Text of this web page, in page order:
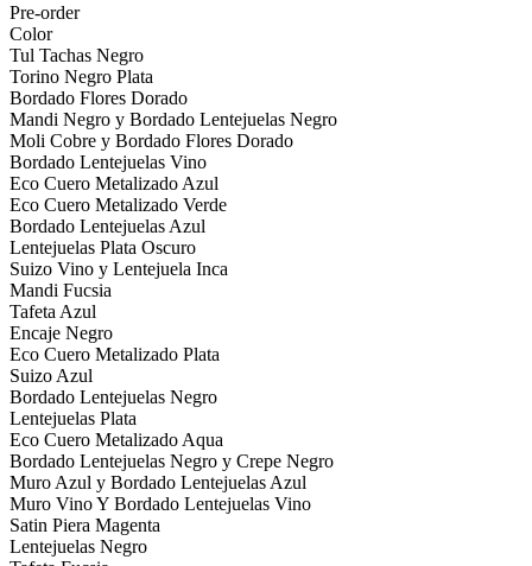
Pre-order
Color
Tul Tachas Negro
Torino Negro Plata
Bordado Flores Dorado
Mandi Negro y Bordado Lentejuelas Negro
Moli Cobre y Bordado Flores Dorado
Bordado Lentejuelas Vino
Eco Cuero Metalizado Azul
Eco Cuero Metalizado Verde
Bordado Lentejuelas Azul
Lentejuelas Plata Oscuro
Suizo Vino y Lentejuela Inca
Mandi Fucsia
Tafeta Azul
Encaje Negro
Eco Cuero Metalizado Plata
Suizo Azul
Bordado Lentejuelas Negro
Lentejuelas Plata
Eco Cuero Metalizado Aqua
Bordado Lentejuelas Negro y Crepe Negro
Muro Azul y Bordado Lentejuelas Azul
Muro Vino Y Bordado Lentejuelas Vino
Satin Piera Magenta
Lentejuelas Negro